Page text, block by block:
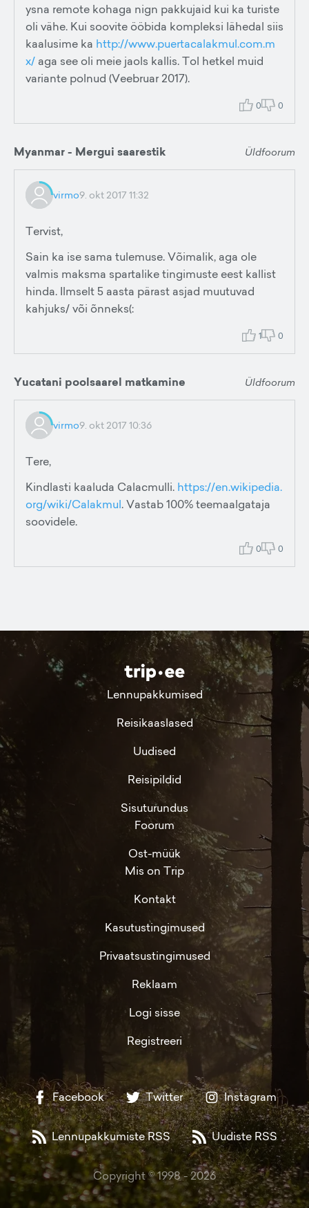
ysna remote kohaga nign pakkujaid kui ka turiste
oli vähe. Kui soovite ööbida kompleksi lähedal siis
kaalusime ka http://www.puertacalakmul.com.m
x/ aga see oli meie jaols kallis. Tol hetkel muid
variante polnud (Veebruar 2017).
0 0
Myanmar - Mergui saarestik Üldfoorum
virmo9. okt 2017 11:32
Tervist,
Sain ka ise sama tulemuse. Võimalik, aga ole
valmis maksma spartalike tingimuste eest kallist
hinda. Ilmselt 5 aasta pärast asjad muutuvad
kahjuks/ või õnneks(:
1 0
Yucatani poolsaarel matkamine Üldfoorum
virmo9. okt 2017 10:36
Tere,
Kindlasti kaaluda Calacmulli. https://en.wikipedia.
org/wiki/Calakmul. Vastab 100% teemaalgataja
soovidele.
0 0
Lennupakkumised
Reisikaaslased
Uudised
Reisipildid
Sisuturundus
Foorum
Ost-müük
Mis on Trip
Kontakt
Kasutustingimused
Privaatsustingimused
Reklaam
Logi sisse
Registreeri
Facebook Twitter Instagram
Lennupakkumiste RSS Uudiste RSS
Copyright © 1998 -2026